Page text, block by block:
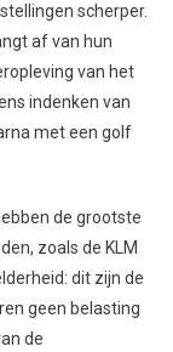
scherper.
af van hun
van het
indenken van
met een golf
de grootste
zoals de KLM
dit zijn de
geen belasting
de